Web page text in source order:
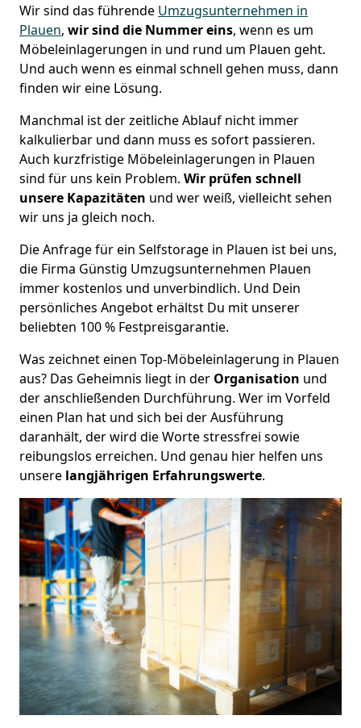
Wir sind das führende Umzugsunternehmen in
Plauen, wir sind die Nummer eins, wenn es um
Möbeleinlagerungen in und rund um Plauen geht.
Und auch wenn es einmal schnell gehen muss, dann
finden wir eine Lösung.
Manchmal ist der zeitliche Ablauf nicht immer
kalkulierbar und dann muss es sofort passieren.
Auch kurzfristige Möbeleinlagerungen in Plauen
sind für uns kein Problem. Wir prüfen schnell
unsere Kapazitäten und wer weiß, vielleicht sehen
wir uns ja gleich noch.
Die Anfrage für ein Selfstorage in Plauen ist bei uns,
die Firma Günstig Umzugsunternehmen Plauen
immer kostenlos und unverbindlich. Und Dein
persönliches Angebot erhältst Du mit unserer
beliebten 100 % Festpreisgarantie.
Was zeichnet einen Top-Möbeleinlagerung in Plauen
aus? Das Geheimnis liegt in der Organisation und
der anschließenden Durchführung. Wer im Vorfeld
einen Plan hat und sich bei der Ausführung
daranhält, der wird die Worte stressfrei sowie
reibungslos erreichen. Und genau hier helfen uns
unsere langjährigen Erfahrungswerte.